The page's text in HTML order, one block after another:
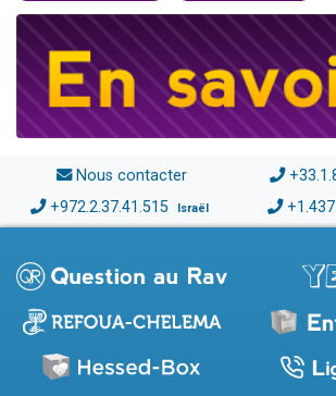
Nous contacter
+972.2.37.41.515 Israël